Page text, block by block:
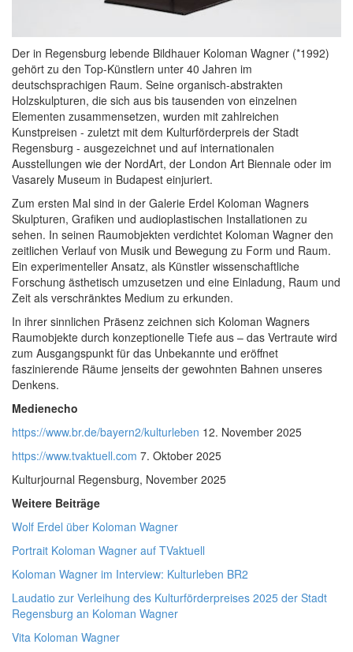
Der in Regensburg lebende Bildhauer Koloman Wagner (*1992)
gehört zu den Top-Künstlern unter 40 Jahren im
deutschsprachigen Raum. Seine organisch-abstrakten
Holzskulpturen, die sich aus bis tausenden von einzelnen
Elementen zusammensetzen, wurden mit zahlreichen
Kunstpreisen - zuletzt mit dem Kulturförderpreis der Stadt
Regensburg - ausgezeichnet und auf internationalen
Ausstellungen wie der NordArt, der London Art Biennale oder im
Vasarely Museum in Budapest einjuriert.
Zum ersten Mal sind in der Galerie Erdel Koloman Wagners
Skulpturen, Grafiken und audioplastischen Installationen zu
sehen. In seinen Raumobjekten verdichtet Koloman Wagner den
zeitlichen Verlauf von Musik und Bewegung zu Form und Raum.
Ein experimenteller Ansatz, als Künstler wissenschaftliche
Forschung ästhetisch umzusetzen und eine Einladung, Raum und
Zeit als verschränktes Medium zu erkunden.
In ihrer sinnlichen Präsenz zeichnen sich Koloman Wagners
Raumobjekte durch konzeptionelle Tiefe aus – das Vertraute wird
zum Ausgangspunkt für das Unbekannte und eröffnet
faszinierende Räume jenseits der gewohnten Bahnen unseres
Denkens.
Medienecho
https://www.br.de/bayern2/kulturleben 12. November 2025
https://www.tvaktuell.com 7. Oktober 2025
Kulturjournal Regensburg, November 2025
Weitere Beiträge
Wolf Erdel über Koloman Wagner
Portrait Koloman Wagner auf TVaktuell
Koloman Wagner im Interview: Kulturleben BR2
Laudatio zur Verleihung des Kulturförderpreises 2025 der Stadt
Regensburg an Koloman Wagner
Vita Koloman Wagner